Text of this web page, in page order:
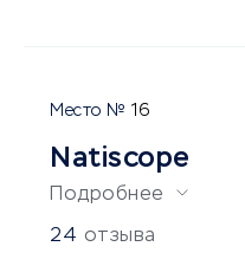
16
Natiscope
Подробнее
24 отзыва